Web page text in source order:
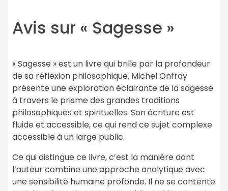
Avis sur « Sagesse »
« Sagesse » est un livre qui brille par la profondeur
de sa réflexion philosophique. Michel Onfray
présente une exploration éclairante de la sagesse
à travers le prisme des grandes traditions
philosophiques et spirituelles. Son écriture est
fluide et accessible, ce qui rend ce sujet complexe
accessible à un large public.
Ce qui distingue ce livre, c’est la manière dont
l’auteur combine une approche analytique avec
une sensibilité humaine profonde. Il ne se contente